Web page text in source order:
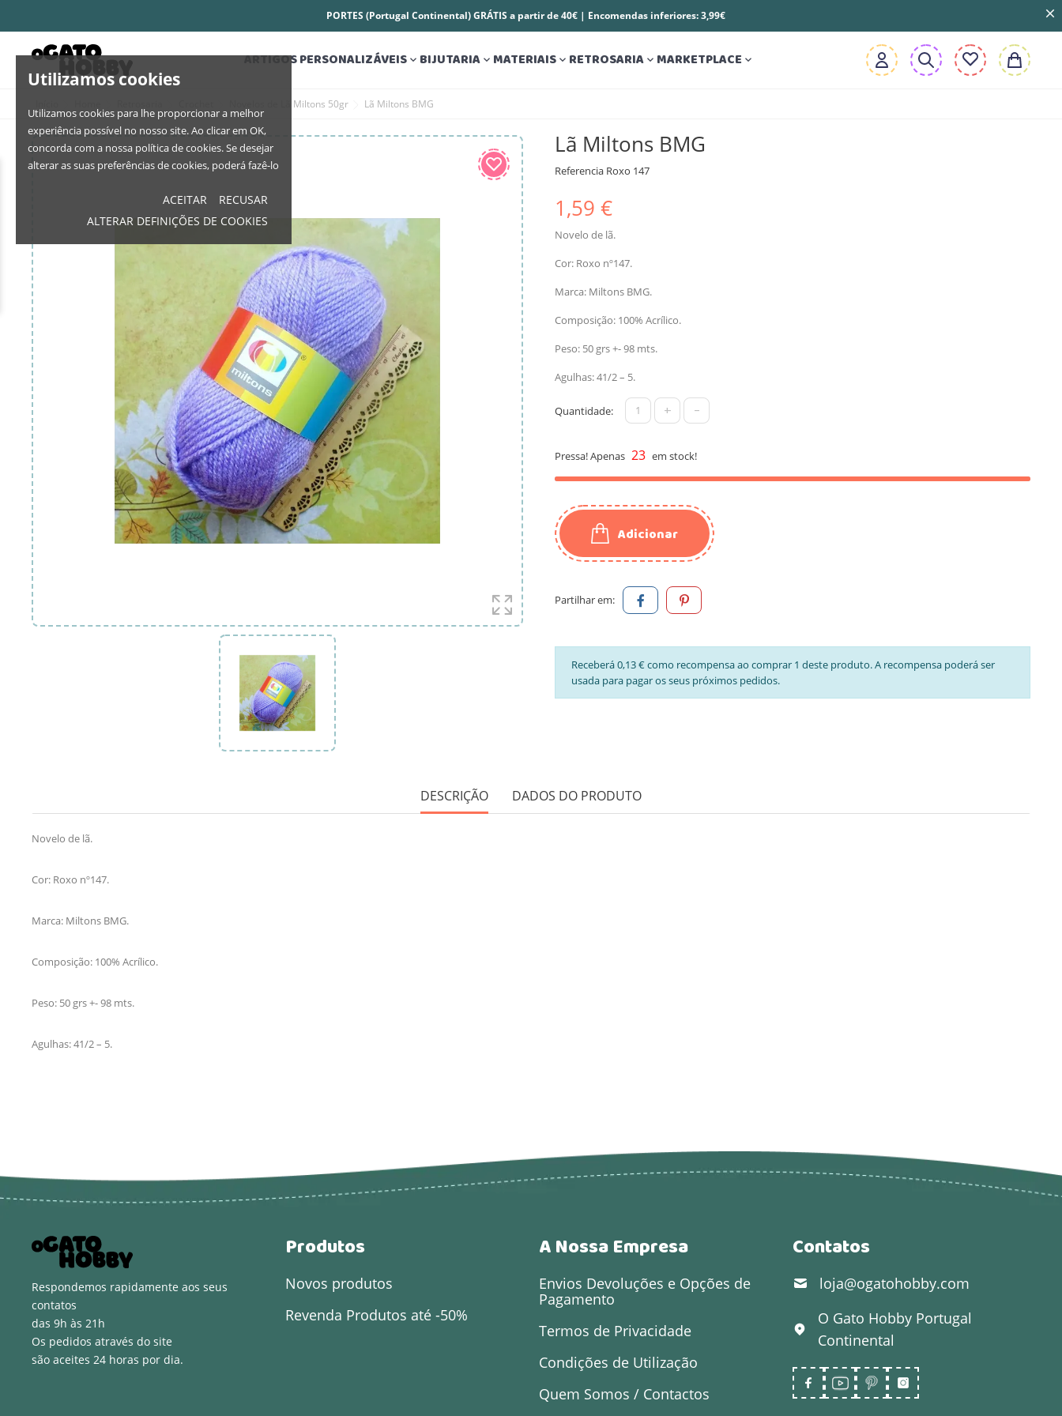
Utilizamos cookies
Utilizamos cookies para lhe proporcionar a melhor
experiência possível no nosso site. Ao clicar em OK,
concorda com a nossa política de cookies. Se desejar
alterar as suas preferências de cookies, poderá fazê-lo
ACEITAR
RECUSAR
ALTERAR DEFINIÇÕES DE COOKIES
PORTES (Portugal Continental) GRÁTIS a partir de 40€ | Encomendas inferiores: 3,99€
ARTIGOS PERSONALIZÁVEIS BIJUTARIA MATERIAIS RETROSARIA MARKETPLACE 
Novelos de Lã Miltons 50gr Lã Miltons BMG
Lã Miltons BMG
Referencia Roxo 147
1,59 €
Novelo de lã.
Cor: Roxo nº147.
Marca: Miltons BMG.
Composição: 100% Acrílico.
Peso: 50 grs +- 98 mts.
Agulhas: 41/2 – 5.
Quantidade: + -
Pressa! Apenas 23 em stock!
Adicionar
Partilhar em:
Receberá 0,13 € como recompensa ao comprar 1 deste produto. A recompensa poderá ser
usada para pagar os seus próximos pedidos.
DESCRIÇÃO DADOS DO PRODUTO
Novelo de lã.
Cor: Roxo nº147.
Marca: Miltons BMG.
Composição: 100% Acrílico.
Peso: 50 grs +- 98 mts.
Agulhas: 41/2 – 5.
Respondemos rapidamente aos seus
contatos
das 9h às 21h
Os pedidos através do site
são aceites 24 horas por dia.
Produtos
Novos produtos
Revenda Produtos até -50%
A Nossa Empresa
Envios Devoluções e Opções de
Pagamento
Termos de Privacidade
Condições de Utilização
Quem Somos / Contactos
Contatos
loja@ogatohobby.com
O Gato Hobby Portugal
Continental